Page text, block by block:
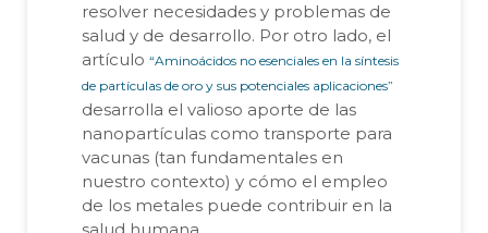
resolver necesidades y problemas de
salud y de desarrollo. Por otro lado, el
artículo “Aminoácidos no esenciales en la síntesis
de partículas de oro y sus potenciales aplicaciones”
desarrolla el valioso aporte de las
nanopartículas como transporte para
vacunas (tan fundamentales en
nuestro contexto) y cómo el empleo
de los metales puede contribuir en la